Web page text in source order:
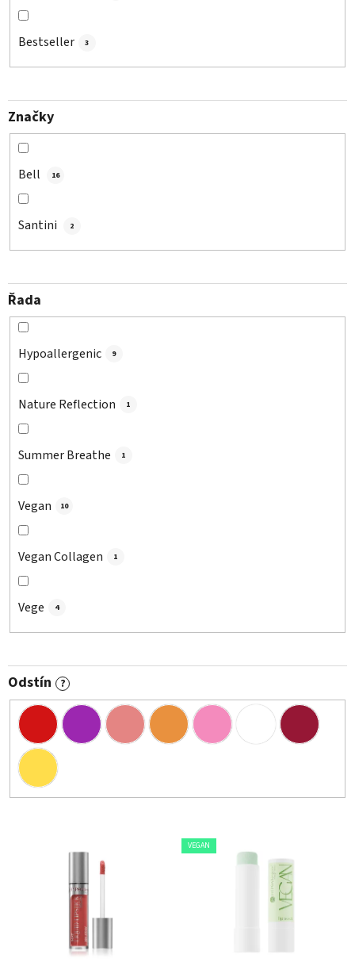
Bestseller 3
Značky
Bell 16
Santini 2
Řada
Hypoallergenic 9
Nature Reflection 1
Summer Breathe 1
Vegan 10
Vegan Collagen 1
Vege 4
Odstín ?
VEGAN